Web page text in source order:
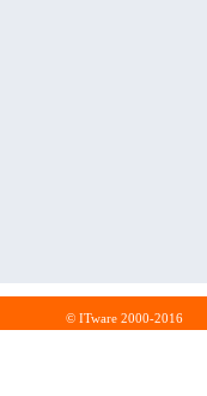
© ITware 2000-2016